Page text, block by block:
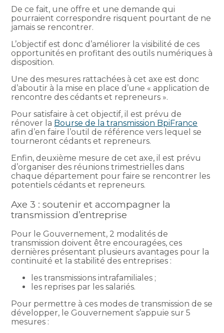
De ce fait, une offre et une demande qui
pourraient correspondre risquent pourtant de ne
jamais se rencontrer.
L’objectif est donc d’améliorer la visibilité de ces
opportunités en profitant des outils numériques à
disposition.
Une des mesures rattachées à cet axe est donc
d’aboutir à la mise en place d’une « application de
rencontre des cédants et repreneurs ».
Pour satisfaire à cet objectif, il est prévu de
rénover la Bourse de la transmission BpiFrance
afin d’en faire l’outil de référence vers lequel se
tourneront cédants et repreneurs.
Enfin, deuxième mesure de cet axe, il est prévu
d’organiser des réunions trimestrielles dans
chaque département pour faire se rencontrer les
potentiels cédants et repreneurs.
Axe 3 : soutenir et accompagner la
transmission d’entreprise
Pour le Gouvernement, 2 modalités de
transmission doivent être encouragées, ces
dernières présentant plusieurs avantages pour la
continuité et la stabilité des entreprises :
les transmissions intrafamiliales ;
les reprises par les salariés.
Pour permettre à ces modes de transmission de se
développer, le Gouvernement s’appuie sur 5
mesures :